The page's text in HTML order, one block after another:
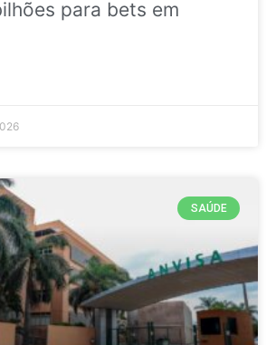
para bets em
SAÚDE